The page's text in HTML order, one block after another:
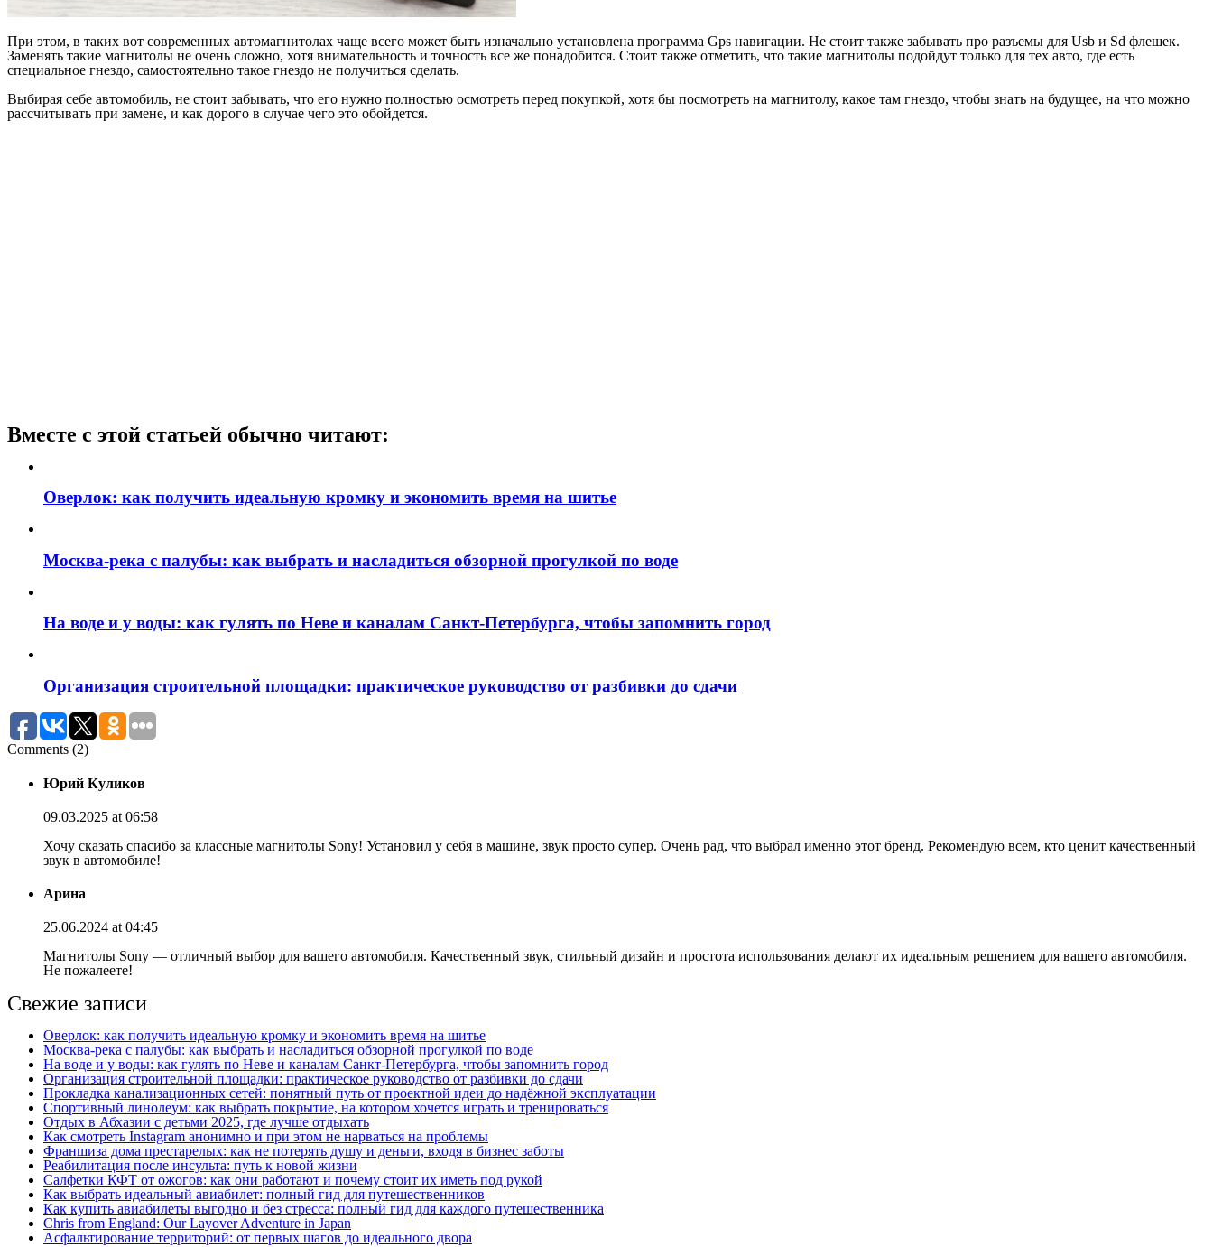
При этом, в таких вот современных автомагнитолах чаще всего может быть изначально установлена программа Gps навигации. Не стоит также забывать про разъемы для Usb и Sd флешек.
Заменять такие магнитолы не очень сложно, хотя внимательность и точность все же понадобится. Стоит также отметить, что такие магнитолы подойдут только для тех авто, где есть
специальное гнездо, самостоятельно такое гнездо не получиться сделать.
Выбирая себе автомобиль, не стоит забывать, что его нужно полностью осмотреть перед покупкой, хотя бы посмотреть на магнитолу, какое там гнездо, чтобы знать на будущее, на что можно
рассчитывать при замене, и как дорого в случае чего это обойдется.
Вместе с этой статьей обычно читают:
Оверлок: как получить идеальную кромку и экономить время на шитье
Москва‑река с палубы: как выбрать и насладиться обзорной прогулкой по воде
На воде и у воды: как гулять по Неве и каналам Санкт‑Петербурга, чтобы запомнить город
Организация строительной площадки: практическое руководство от разбивки до сдачи
Comments (2)
Юрий Куликов
09.03.2025 at 06:58
Хочу сказать спасибо за классные магнитолы Sony! Установил у себя в машине, звук просто супер. Очень рад, что выбрал именно этот бренд. Рекомендую всем, кто ценит качественный
звук в автомобиле!
Арина
25.06.2024 at 04:45
Магнитолы Sony — отличный выбор для вашего автомобиля. Качественный звук, стильный дизайн и простота использования делают их идеальным решением для вашего автомобиля.
Не пожалеете!
Свежие записи
Оверлок: как получить идеальную кромку и экономить время на шитье
Москва‑река с палубы: как выбрать и насладиться обзорной прогулкой по воде
На воде и у воды: как гулять по Неве и каналам Санкт‑Петербурга, чтобы запомнить город
Организация строительной площадки: практическое руководство от разбивки до сдачи
Прокладка канализационных сетей: понятный путь от проектной идеи до надёжной эксплуатации
Спортивный линолеум: как выбрать покрытие, на котором хочется играть и тренироваться
Отдых в Абхазии с детьми 2025, где лучше отдыхать
Как смотреть Instagram анонимно и при этом не нарваться на проблемы
Франшиза дома престарелых: как не потерять душу и деньги, входя в бизнес заботы
Реабилитация после инсульта: путь к новой жизни
Салфетки КФТ от ожогов: как они работают и почему стоит их иметь под рукой
Как выбрать идеальный авиабилет: полный гид для путешественников
Как купить авиабилеты выгодно и без стресса: полный гид для каждого путешественника
Chris from England: Our Layover Adventure in Japan
Асфальтирование территорий: от первых шагов до идеального двора